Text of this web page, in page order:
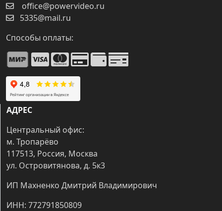
office@powervideo.ru
5335@mail.ru
Способы оплаты:
АДРЕС
Центральный офис:
м. Тропарёво
117513, Россия, Москва
ул. Островитянова, д. 5к3
ИП Махненко Дмитрий Владимирович
ИНН: 772791850809